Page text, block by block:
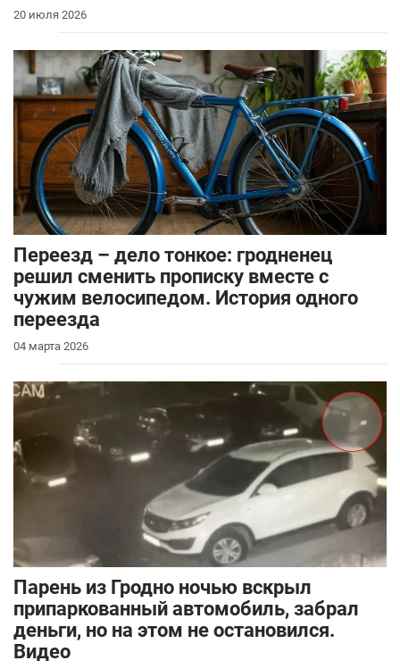
20 июля 2026
Переезд – дело тонкое: гродненец
решил сменить прописку вместе с
чужим велосипедом. История одного
переезда
04 марта 2026
Парень из Гродно ночью вскрыл
припаркованный автомобиль, забрал
деньги, но на этом не остановился.
Видео